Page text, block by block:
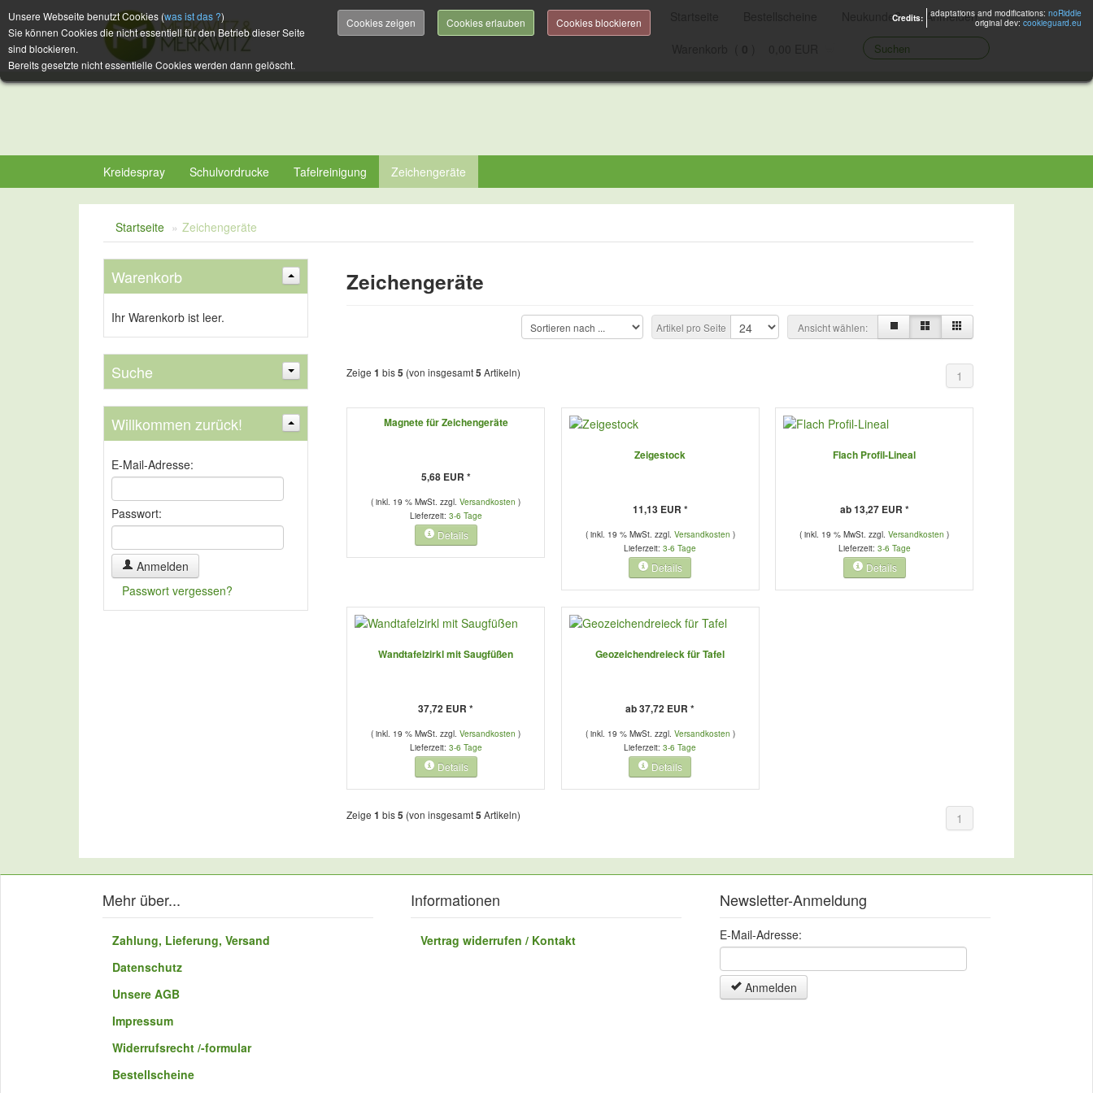
Credits: adaptations and modifications: noRiddle
original dev: cookieguard.eu
Unsere Webseite benutzt Cookies (was ist das ?)
Sie können Cookies die nicht essentiell für den Betrieb dieser Seite
sind blockieren.
Bereits gesetzte nicht essentielle Cookies werden dann gelöscht.
Cookies zeigen Cookies erlauben Cookies blockieren Neukunde?
Anmelden
Kreidespray Schulvordrucke Tafelreinigung Zeichengeräte
Startseite » Zeichengeräte
Zeichengeräte
Ansicht wählen:
Artikel pro Seite
Zeige1 bis5 (von insgesamt5 Artikeln) 1
Magnete für Zeichengeräte
5,68 EUR *
( inkl. 19 % MwSt. zzgl.Versandkosten )
Lieferzeit: 3-6 Tage
Details
Zeigestock
11,13 EUR *
( inkl. 19 % MwSt. zzgl. Versandkosten )
Lieferzeit:3-6 Tage
Details
Flach Profil-Lineal
ab 13,27 EUR *
( inkl. 19 % MwSt. zzgl.Versandkosten )
Lieferzeit: 3-6 Tage
Details
Wandtafelzirkl mit Saugfüßen
37,72 EUR *
( inkl. 19 % MwSt. zzgl.Versandkosten )
Lieferzeit: 3-6 Tage
Details
Geozeichendreieck für Tafel
ab 37,72 EUR *
( inkl. 19 % MwSt. zzgl. Versandkosten )
Lieferzeit:3-6 Tage
Details
Zeige1 bis5 (von insgesamt5 Artikeln) 1
Warenkorb
Ihr Warenkorb ist leer.
Suche
Suchen
Erweiterte Suche »
Willkommen zurück!
E-Mail-Adresse:
Passwort:
Anmelden
Passwort vergessen?
Mehr über...
Zahlung, Lieferung, Versand
Datenschutz
Unsere AGB
Impressum
Widerrufsrecht /-formular
Bestellscheine
Informationen
Vertrag widerrufen / Kontakt
Newsletter-Anmeldung
E-Mail-Adresse:
Anmelden